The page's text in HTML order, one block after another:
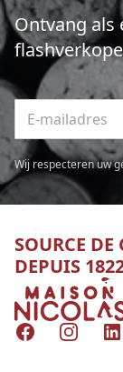
Ontvang als
E-mailadres
Wij respecteren uw
SOURCE
DEPUIS
Nicolas
FacebookInstagram